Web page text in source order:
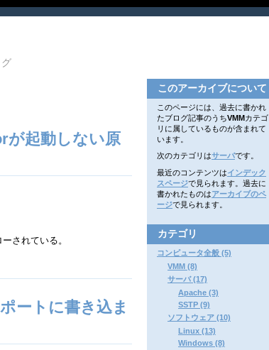
が起動しない原
されている。
ートに書き込ま
このアーカイブについて
このページには、過去に書かれ
たブログ記事のうちVMMカテゴ
リに属しているものが含まれて
います。
次のカテゴリはサーバです。
最近のコンテンツはインデック
スページで見られます。過去に
書かれたものはアーカイブのペ
ージで見られます。
カテゴリ
コンピュータ全般 (5)
VMM (8)
サーバ (17)
Apache (3)
SSTP (9)
ソフトウェア (10)
Linux (13)
Windows (8)